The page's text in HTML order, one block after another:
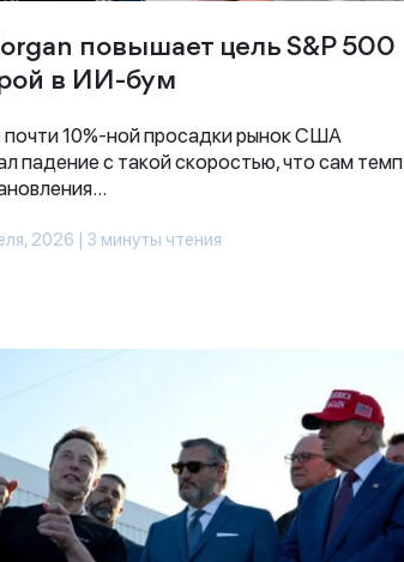
повышает цель S&P 500
в ИИ-бум
10%-ной просадки рынок США
падение с такой скоростью, что сам темп
2026 | 3 минуты чтения
Спасибо за заявку